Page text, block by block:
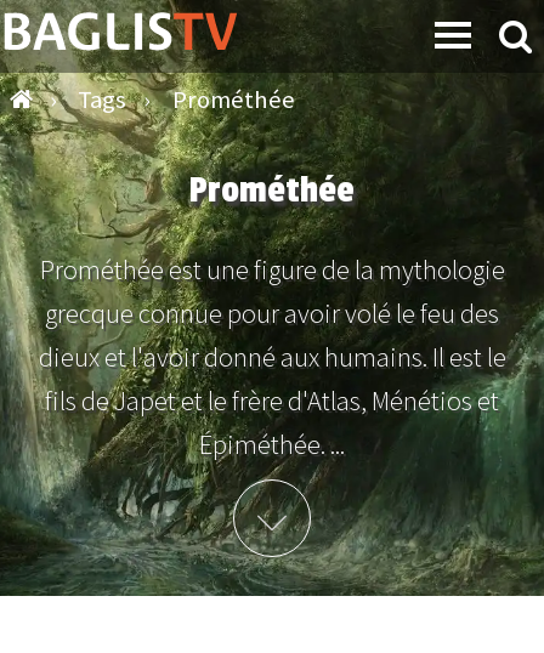
› Tags › Prométhée
Prométhée
Prométhée est une figure de la mythologie
grecque connue pour avoir volé le feu des
dieux et l'avoir donné aux humains. Il est le
fils de Japet et le frère d'Atlas, Ménétios et
Épiméthée. ...
Plus d'info